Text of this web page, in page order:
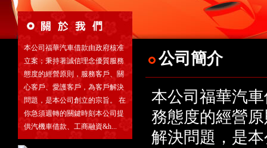
本公司福華汽車借款由政府核准
立案；秉持著誠信理念優質服務
態度的經營原則，服務客戶、關
心客戶、愛護客戶，為客戶解決
問題，是本公司創立的宗旨。 在
你急須週轉的關鍵時刻本公司提
供汽機車借款、工商融資&h...
公司簡介
本公司福華汽
務態度的經營
解決問題，是